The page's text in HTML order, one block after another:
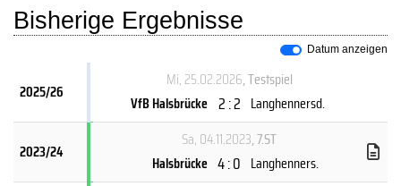
Bisherige Ergebnisse
Datum anzeigen
2025/26
Mi, 25.02.2026, Testspiel
VfB Halsbrücke 2 : 2 Langhennersd.
2023/24
Sa, 04.11.2023, 7.ST
Halsbrücke 4 : 0 Langhenners.